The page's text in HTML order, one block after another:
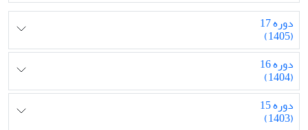
دوره 17
(1405)
دوره 16
(1404)
دوره 15
(1403)